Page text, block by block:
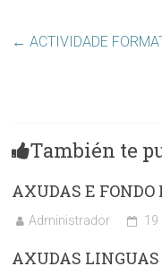
← ACTIVIDADE
También te
AXUDAS E FONDO
Administrador 19
AXUDAS